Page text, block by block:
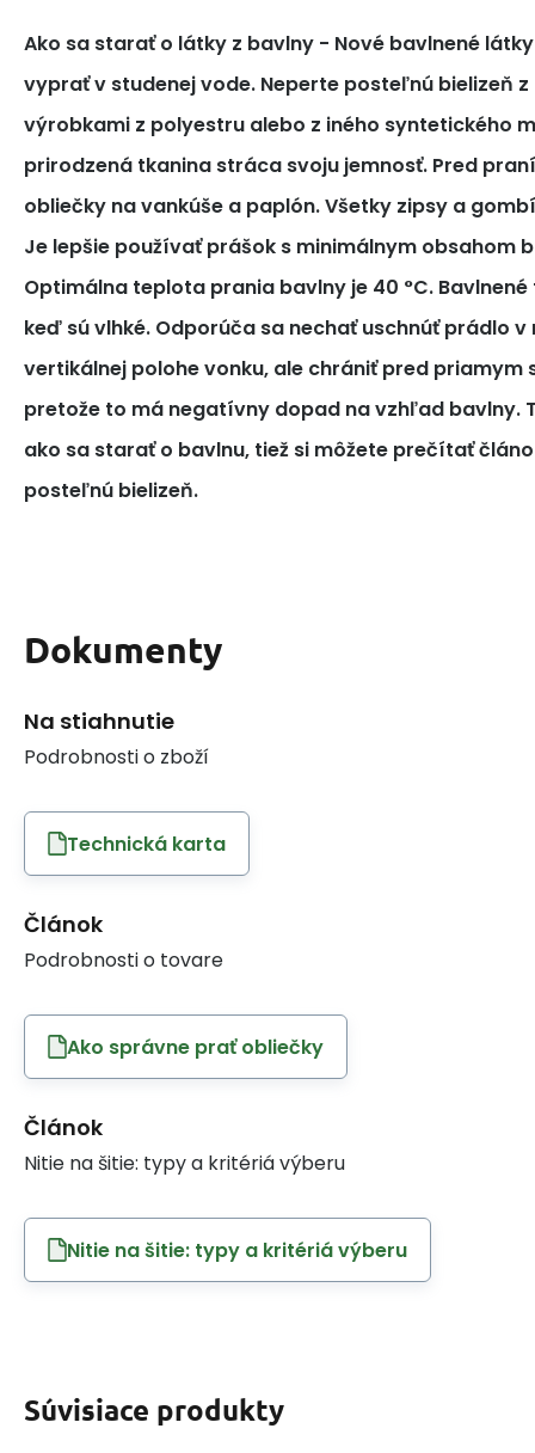
Ako sa starať o látky z bavlny - Nové bavlnené
vyprať v studenej vode. Neperte posteľnú bielizeň
výrobkami z polyestru alebo z iného syntetického
prirodzená tkanina stráca svoju jemnosť. Pred
obliečky na vankúše a paplón. Všetky zipsy a
Je lepšie používať prášok s minimálnym obsahom
Optimálna teplota prania bavlny je 40 °C. Bavlnené
keď sú vlhké. Odporúča sa nechať uschnúť prádlo
vertikálnej polohe vonku, ale chrániť pred priamym
pretože to má negatívny dopad na vzhľad bavlny.
ako sa starať o bavlnu, tiež si môžete prečítať
posteľnú bielizeň.
Dokumenty
Na stiahnutie
Podrobnosti o zboží
Technická karta
Článok
Podrobnosti o tovare
Ako správne prať obliečky
Článok
Nitie na šitie: typy a kritériá výberu
Nitie na šitie: typy a kritériá výberu
Súvisiace produkty